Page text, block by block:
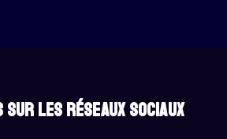
sur les réseaux sociaux